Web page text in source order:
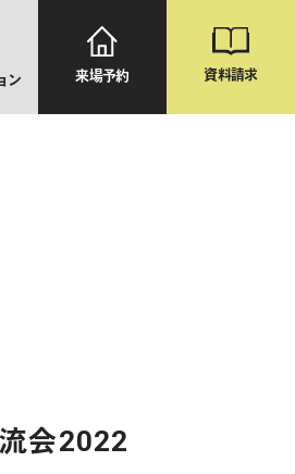
ン 来場予約 資料請求
流会2022